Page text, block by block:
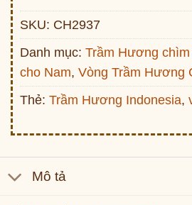
SKU: CH2937
Danh mục: Trầm Hương
cho Nam, Vòng Trầm Hương
Thẻ: Trầm Hương Indonesia,
Mô tả